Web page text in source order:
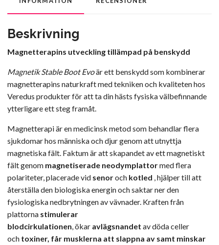
Beskrivning
Magnetterapins utveckling tillämpad på benskydd
Magnetik Stable Boot Evoär ett benskydd som kombinerar
magnetterapins naturkraft med tekniken och kvaliteten hos
Veredus produkter för att ta din hästs fysiska välbefinnande
ytterligare ett steg framåt.
Magnetterapi är en medicinsk metod som behandlar flera
sjukdomar hos människa och djur genom att utnyttja
magnetiska fält. Faktum är att skapandet av ett magnetiskt
fält genom magnetiserade neodymplattormed flera
polariteter, placerade vid senoroch kotled , hjälper till att
återställa den biologiska energin och saktar ner den
fysiologiska nedbrytningen av vävnader. Kraften från
plattorna stimulerar
blodcirkulationen , ökar avlägsnandet av döda celler
och toxiner, får musklerna att slappna av samt minskar